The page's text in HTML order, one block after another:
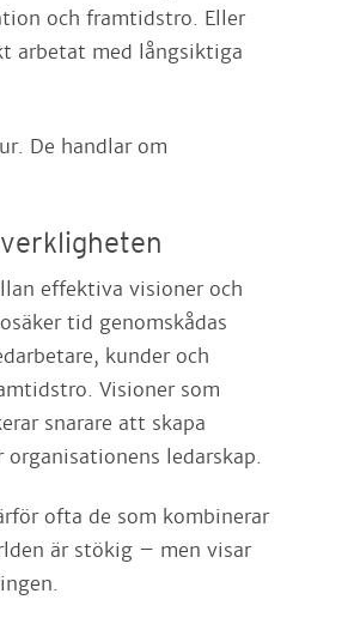
och framtidstro. Eller
arbetat med långsiktiga
De handlar om
effektiva visioner och
tid genomskådas
kunder och
Visioner som
snarare att skapa
ledarskap.
ofta de som kombinerar
är stökig – men visar